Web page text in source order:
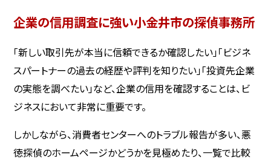
企業の信用調査に強い小金井市の探偵事務所
「新しい取引先が本当に信頼できるか確認したい」「ビジネ
スパートナーの過去の経歴や評判を知りたい」「投資先企業
の実態を調べたい」など、企業の信用を確認することは、ビ
ジネスにおいて非常に重要です。
しかしながら、消費者センターへのトラブル報告が多い、悪
徳探偵のホームページかどうかを見極めたり、一覧で比較